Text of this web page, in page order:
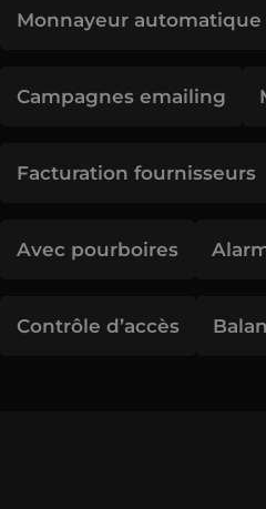
Monnayeur automatique
Campagnes emailing
Facturation fournisseurs
Avec pourboires
Contrôle d’accès